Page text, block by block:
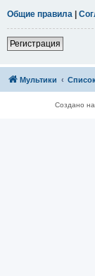
Общие правила |
Регистрация
Мультики
Создано